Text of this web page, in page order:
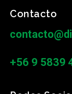
Contacto
+56 9 5839